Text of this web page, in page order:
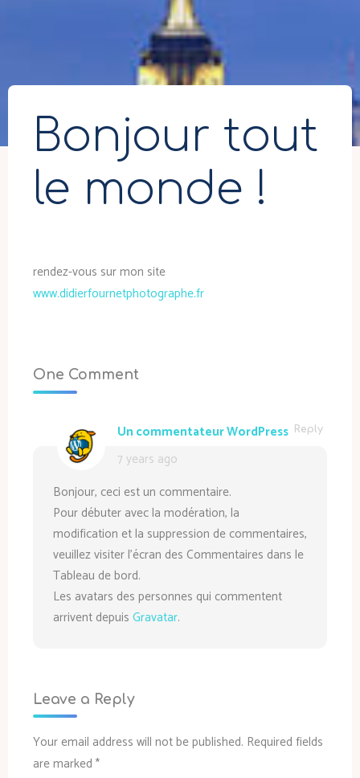
Bonjour tout
le monde !
rendez-vous sur mon site
www.didierfournetphotographe.fr
One Comment
Un commentateur WordPress
7 years ago
Reply
Bonjour, ceci est un commentaire.
Pour débuter avec la modération, la
modification et la suppression de commentaires,
veuillez visiter l’écran des Commentaires dans le
Tableau de bord.
Les avatars des personnes qui commentent
arrivent depuis Gravatar.
Leave a Reply
Your email address will not be published. Required fields
are marked *